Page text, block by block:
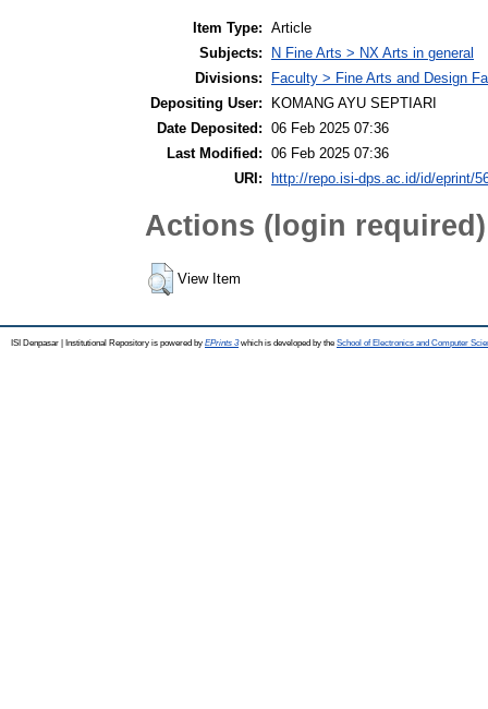
Item Type: Article
Subjects:
N Fine Arts > NX Arts in general
Divisions:
Faculty > Fine Arts and Design
Depositing User:
KOMANG AYU SEPTIARI
Date Deposited: 06 Feb 2025 07:36
Last Modified: 06 Feb 2025 07:36
URI: http://repo.isi-dps.ac.id/id/eprint/
Actions (login required)
View Item
ISI Denpasar | Institutional Repository is powered by EPrints 3which is developed by the School of Electronics and Computer